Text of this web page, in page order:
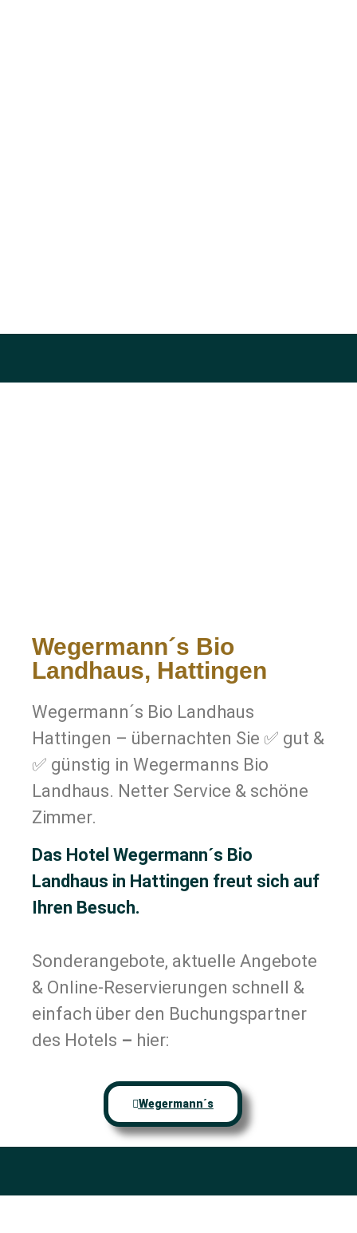
Wegermann´s Bio
Landhaus, Hattingen
Wegermann´s Bio Landhaus
Hattingen – übernachten Sie ✅ gut &
✅ günstig in Wegermanns Bio
Landhaus. Netter Service & schöne
Zimmer.
Das Hotel Wegermann´s Bio
Landhaus in Hattingen freut sich auf
Ihren Besuch.
Sonderangebote, aktuelle Angebote
& Online-Reservierungen schnell &
einfach über den Buchungspartner
des Hotels – hier:
Wegermann´s